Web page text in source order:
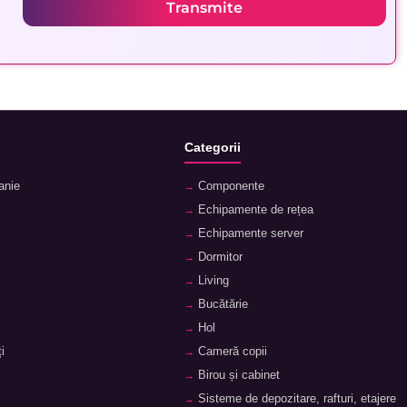
Transmite
Categorii
Componente
Echipamente de rețea
Echipamente server
Dormitor
Living
Bucătărie
Hol
Cameră copii
Birou și cabinet
Sisteme de depozitare, rafturi, etajere